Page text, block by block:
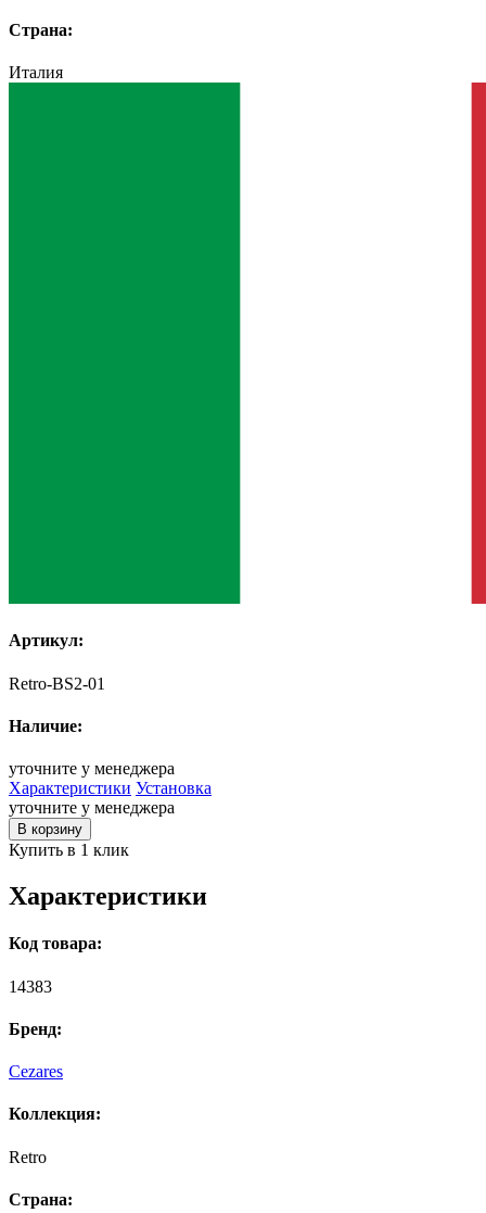
Страна:
Италия
Артикул:
Retro-BS2-01
Наличие:
уточните у менеджера
Характеристики Установка
уточните у менеджера
В корзину
Купить в 1 клик
Характеристики
Код товара:
14383
Бренд:
Cezares
Коллекция:
Retro
Страна: